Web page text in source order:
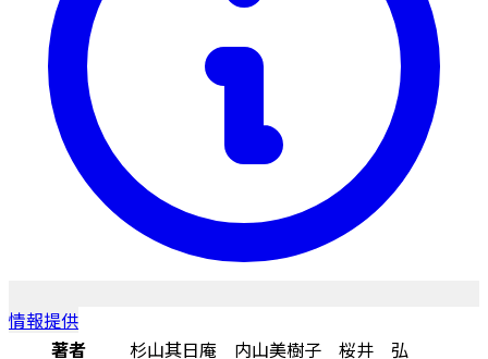
情報提供
著者
杉山其日庵 内山美樹子 桜井 弘